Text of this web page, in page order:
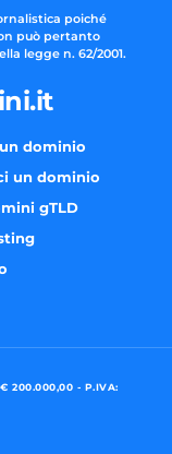
poiché
può pertanto
legge n. 62/2001.
dominio
un dominio
gTLD
200.000,00 - P.IVA: